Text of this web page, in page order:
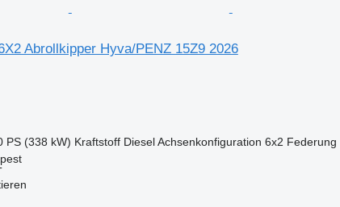
Abrollkipper Hyva/PENZ 15Z9 2026
PS (338 kW) Kraftstoff Diesel Achsenkonfiguration 6x2 Federung